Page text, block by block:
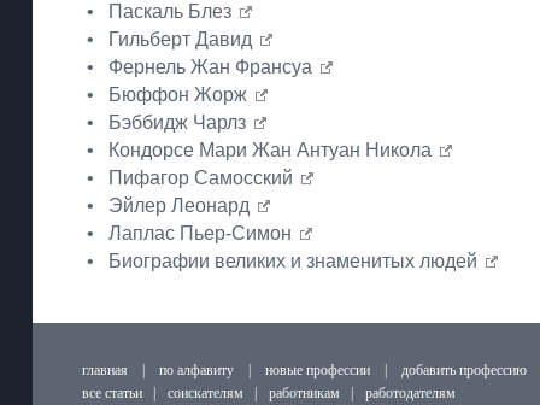
•
Паскаль Блез
•
Гильберт Давид
• Фернель Жан Франсуа
•
Бюффон Жорж
•
Бэббидж Чарлз
•
Кондорсе Мари Жан Антуан Никола
•
Пифагор Самосский
• Эйлер Леонард
• Лаплас Пьер-Симон
•
Биографии великих и знаменитых людей
главная по алфавиту новые профессии
добавить профессию
все статьи
соискателям работникам работодателям